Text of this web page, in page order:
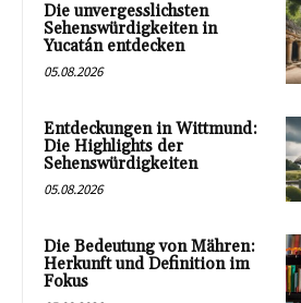
Die unvergesslichsten
Sehenswürdigkeiten in
Yucatán entdecken
05.08.2026
Entdeckungen in Wittmund:
Die Highlights der
Sehenswürdigkeiten
05.08.2026
Die Bedeutung von Mähren:
Herkunft und Definition im
Fokus